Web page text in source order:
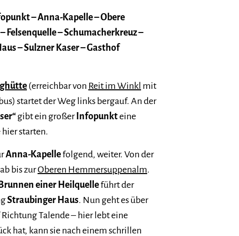
– Anna-Kapelle – Obere
– Schumacherkreuz –
– Sulzner Kaser – Gasthof
(erreichbar von Reit im Winkl mit
startet der Weg links bergauf. An der
gibt ein großerInfopunkteine
starten.
Anna-Kapellefolgend, weiter. Von der
bis zurOberen Hemmersuppenalm.
einer Heilquelleführt der
Straubinger Haus. Nun geht es über
Talende – hier lebt eine
hat, kann sie nach einem schrillen